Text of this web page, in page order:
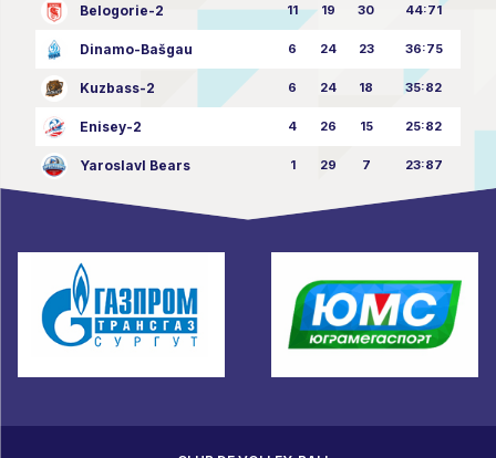
Belogorie-2 11 19 30 44:71
Dinamo-Bašgau 6 24 23 36:75
Kuzbass-2 6 24 18 35:82
Enisey-2 4 26 15 25:82
Yaroslavl Bears 1 29 7 23:87